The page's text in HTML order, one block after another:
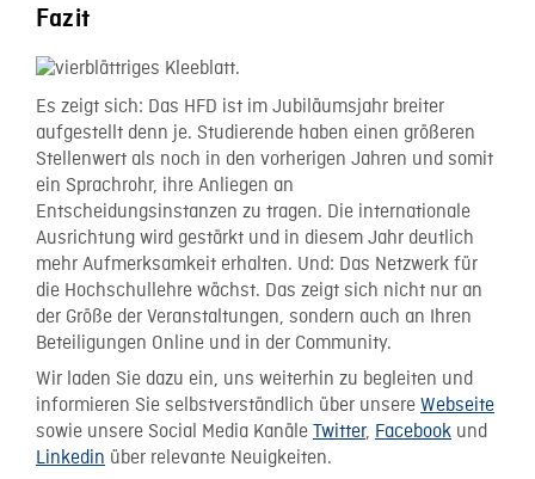
Fazit
Es zeigt sich: Das HFD ist im Jubiläumsjahr breiter
aufgestellt denn je. Studierende haben einen größeren
Stellenwert als noch in den vorherigen Jahren und somit
ein Sprachrohr, ihre Anliegen an
Entscheidungsinstanzen zu tragen. Die internationale
Ausrichtung wird gestärkt und in diesem Jahr deutlich
mehr Aufmerksamkeit erhalten. Und: Das Netzwerk für
die Hochschullehre wächst. Das zeigt sich nicht nur an
der Größe der Veranstaltungen, sondern auch an Ihren
Beteiligungen Online und in der Community.
Wir laden Sie dazu ein, uns weiterhin zu begleiten und
informieren Sie selbstverständlich über unsere Webseite
sowie unsere Social Media Kanäle Twitter, Facebook und
Linkedin über relevante Neuigkeiten.